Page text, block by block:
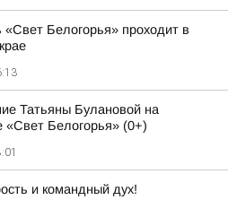
«Свет Белогорья» проходит в
Татьяны Булановой на
«Свет Белогорья» (0+)
и командный дух!